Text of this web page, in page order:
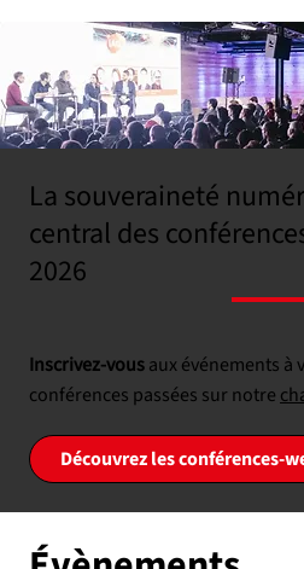
La souveraineté
central des
2026
Inscrivez-vousaux événements à
conférences passées sur notre
Découvrez les conférences-